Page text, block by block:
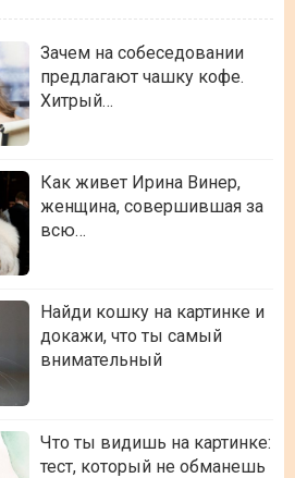
Зачем на собеседовании
предлагают чашку кофе.
Хитрый…
Как живет Ирина Винер,
женщина, совершившая за
всю…
Найди кошку на картинке и
докажи, что ты самый
внимательный
Что ты видишь на картинке:
тест, который не обманешь